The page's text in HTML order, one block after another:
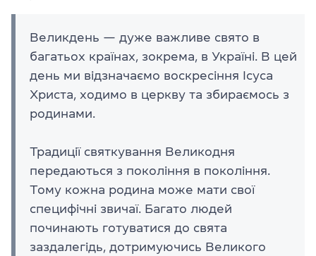
Великдень — дуже важливе свято в
багатьох країнах, зокрема, в Україні. В цей
день ми відзначаємо воскресіння Ісуса
Христа, ходимо в церкву та збираємось з
родинами.
Традиції святкування Великодня
передаються з покоління в покоління.
Тому кожна родина може мати свої
специфічні звичаї. Багато людей
починають готуватися до свята
заздалегідь, дотримуючись Великого